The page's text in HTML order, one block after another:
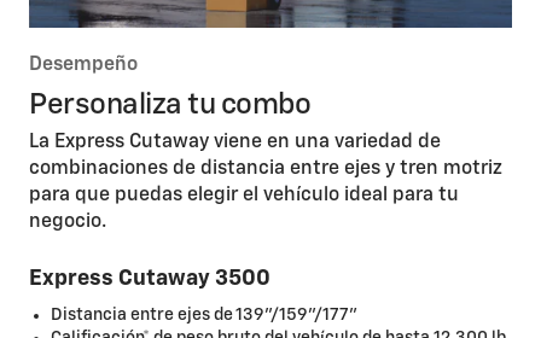
Desempeño
Personaliza tu combo
La Express Cutaway viene en una variedad de
combinaciones de distancia entre ejes y tren motriz
para que puedas elegir el vehículo ideal para tu
negocio.
Express Cutaway 3500
Distancia entre ejes de 139"/159"/177"